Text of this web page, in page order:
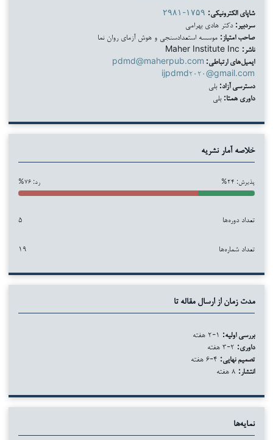
شاپای الکترونیکی: ۲۹۸۱-۱۷۵۹
سردبیر: دکتر هادی بهرامی
صاحب امتیاز: موسسه استعدادسنجی و هوش آزمای روان نما
ناشر:
ایمیل‌های ارتباطی: pdmd@maherpub.com
ijpdmd۲۰۲۰@gmail.com
دسترسی آزاد: بلی
داوری همتا: بلی
خلاصه آمار نشریه
پذیرش: ۲۴% رد: ۷۶%
تعداد دوره‌ها ۵
تعداد شماره‌ها ۱۹
مدت زمان از ارسال مقاله تا
بررسی اولیه:
داوری:
تصمیم نهایی:
انتشار:
نمایه‌ها